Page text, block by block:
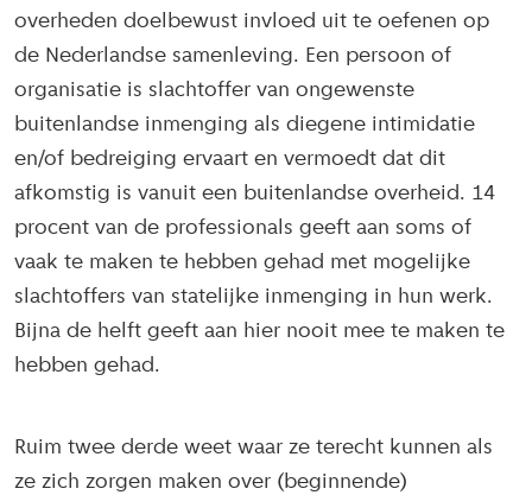
overheden doelbewust invloed uit te oefenen op
de Nederlandse samenleving. Een persoon of
organisatie is slachtoffer van ongewenste
buitenlandse inmenging als diegene intimidatie
en/of bedreiging ervaart en vermoedt dat dit
afkomstig is vanuit een buitenlandse overheid. 14
procent van de professionals geeft aan soms of
vaak te maken te hebben gehad met mogelijke
slachtoffers van statelijke inmenging in hun werk.
Bijna de helft geeft aan hier nooit mee te maken te
hebben gehad.
Ruim twee derde weet waar ze terecht kunnen als
ze zich zorgen maken over (beginnende)